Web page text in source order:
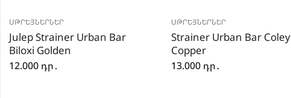
ՍԹՐԵՅՆԵՐՆԵՐ
Julep Strainer Urban Bar
Biloxi Golden
12.000 դր․
ՍԹՐԵՅՆԵՐՆԵՐ
Strainer Urban Bar Coley
Copper
13.000 դր․